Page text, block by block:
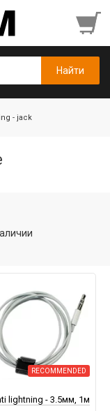
- jack
RECOMMENDED
lightning - 3.5мм, 1м